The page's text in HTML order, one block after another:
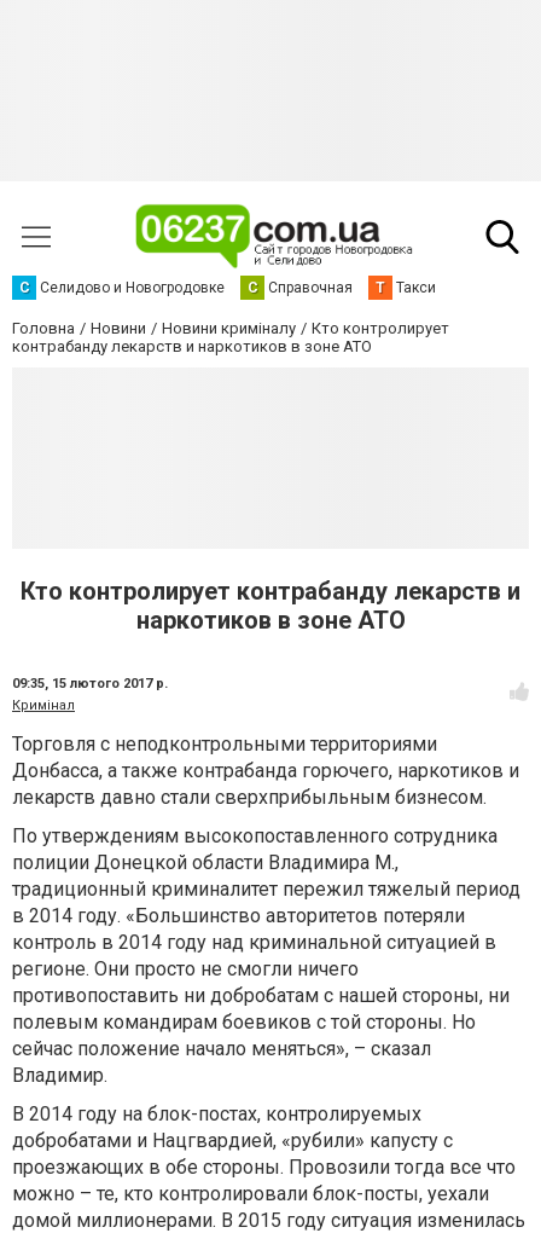
С Селидово и Новогродовке С Справочная Т Такси
Головна Новини Новини криміналу
Кто контролирует
контрабанду лекарств и наркотиков в зоне АТО
Кто контролирует контрабанду лекарств и
наркотиков в зоне АТО
09:35, 15 лютого 2017 р.
Кримінал
Торговля с неподконтрольными территориями
Донбасса, а также контрабанда горючего, наркотиков и
лекарств давно стали сверхприбыльным бизнесом.
По утверждениям высокопоставленного сотрудника
полиции Донецкой области Владимира М.,
традиционный криминалитет пережил тяжелый период
в 2014 году. «Большинство авторитетов потеряли
контроль в 2014 году над криминальной ситуацией в
регионе. Они просто не смогли ничего
противопоставить ни добробатам с нашей стороны, ни
полевым командирам боевиков с той стороны. Но
сейчас положение начало меняться», – сказал
Владимир.
В 2014 году на блок-постах, контролируемых
добробатами и Нацгвардией, «рубили» капусту с
проезжающих в обе стороны. Провозили тогда все что
можно – те, кто контролировали блок-посты, уехали
домой миллионерами. В 2015 году ситуация изменилась